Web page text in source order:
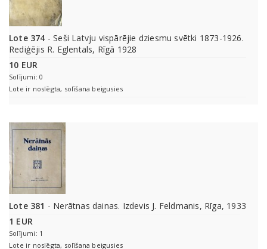
Lote 374 - Seši Latvju vispārējie dziesmu svētki 1873-1926.
Rediģējis R. Eglentals, Rīgā 1928
10 EUR
Solījumi: 0
Lote ir noslēgta, solīšana beigusies
Lote 381 - Nerātnas dainas. Izdevis J. Feldmanis, Rīga, 1933
1 EUR
Solījumi: 1
Lote ir noslēgta, solīšana beigusies